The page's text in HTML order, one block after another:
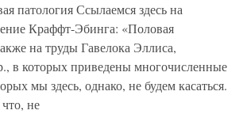
патология Ссылаемся здесь на
Краффт-Эбинга: «Половая
на труды Гавелока Эллиса,
в которых приведены многочисленные
мы здесь, однако, не будем касаться.
не